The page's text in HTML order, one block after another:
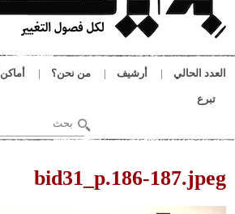
العدد الحالي أرشيف من نحن؟ أماكن
تبرع
استمارة
‏بحث ‏
أنت هنا
bid31_p.186-187.jpeg